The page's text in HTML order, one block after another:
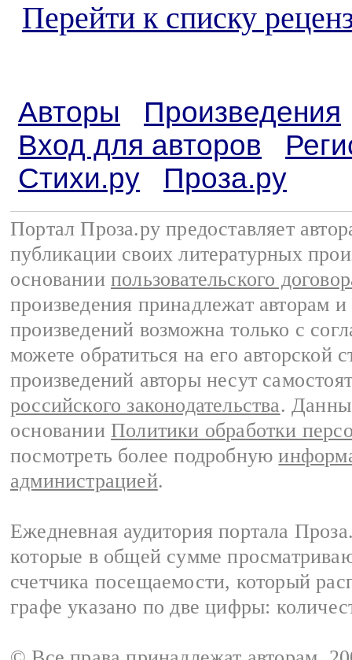
Перейти к списку
Авторы
Произведения
Вход для авторов
Стихи.ру
Проза.ру
Портал Проза.ру предоставляет
публикации своих литературных
основании пользовательского
произведения принадлежат авторам
произведений возможна только с
можете обратиться на его авторской
произведений авторы несут
российского законодательства.
основании Политики обработки
посмотреть более подробную
администрацией.
Ежедневная аудитория портала
которые в общей сумме
счетчика посещаемости, который
графе указано по две цифры: